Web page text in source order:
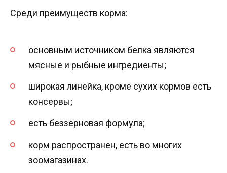
Среди преимуществ корма:
основным источником белка являются
мясные и рыбные ингредиенты;
широкая линейка, кроме сухих кормов есть
консервы;
есть беззерновая формула;
корм распространен, есть во многих
зоомагазинах.